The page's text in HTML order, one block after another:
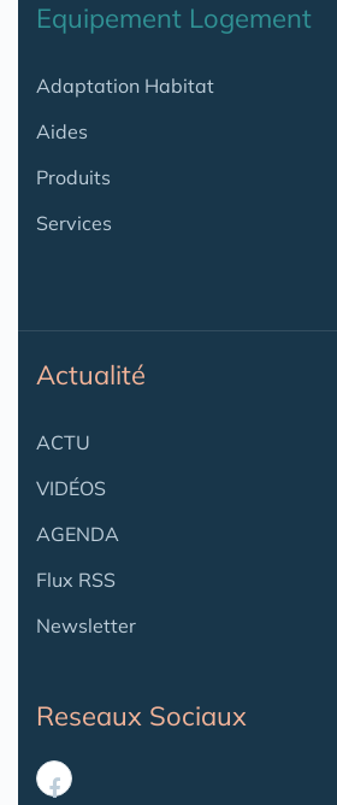
Equipement Logement
Adaptation Habitat
Aides
Produits
Services
Actualité
ACTU
VIDÉOS
AGENDA
Flux RSS
Newsletter
Reseaux Sociaux